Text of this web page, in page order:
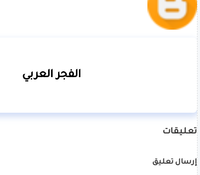
الفجر العربي
تعليقات
إرسال تعليق